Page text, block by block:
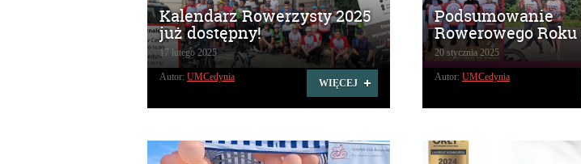
Kalendarz Rowerzysty 2025
już dostępny!
17 lutego 2025
WIĘCEJ
Autor: UMCedynia
Podsumowanie
Rowerowego Roku
20 stycznia 2025
Autor: UMCedynia